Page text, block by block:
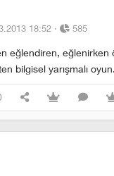
18:52 · 585
eğlendiren, eğlenirken
bilgisel yarışmalı oyun.